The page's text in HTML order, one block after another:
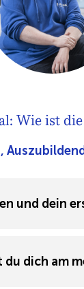
Wie ist
und dein
dich am